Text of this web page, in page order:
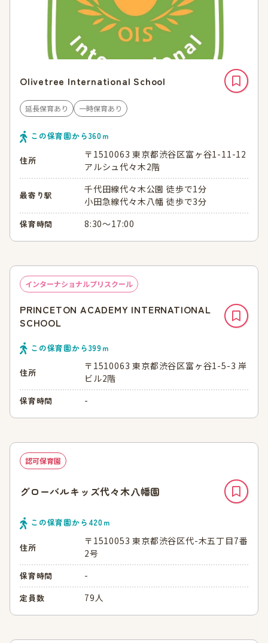
Olivetree International School
延長保育あり 一時保育あり
この保育園から360ｍ
住所
〒1510063 東京都渋谷区富ヶ谷1-11-12
アルシュ代々木2階
最寄り駅
千代田線代々木公園 徒歩で1分
小田急線代々木八幡 徒歩で3分
保育時間 8:30～17:00
インターナショナルプリスクール
PRINCETON ACADEMY INTERNATIONAL
SCHOOL
この保育園から399ｍ
住所
〒1510063 東京都渋谷区富ヶ谷1-5-3 岸
ビル2階
保育時間 -
認可保育園
グローバルキッズ代々木八幡園
この保育園から 420ｍ
住所
〒1510053 東京都渋谷区代-木五丁目7番
2号
保育時間 -
定員数 79人